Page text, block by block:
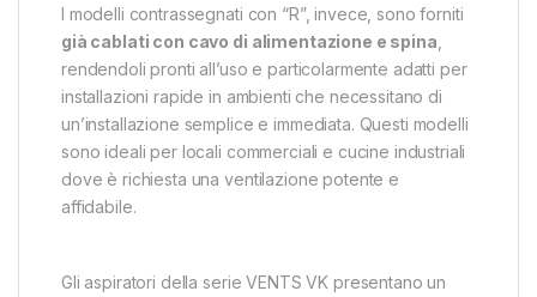
I modelli contrassegnati con “R”, invece, sono forniti
già cablati con cavo di alimentazione e spina
rendendoli pronti all’uso e particolarmente adatti per
installazioni rapide in ambienti che necessitano di
un’installazione semplice e immediata. Questi modelli
sono ideali per locali commerciali e cucine industriali
dove è richiesta una ventilazione potente e
affidabile.
Gli aspiratori della serie VENTS VK presentano un